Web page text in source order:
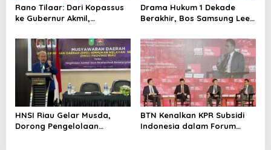
Rano Tilaar: Dari Kopassus
ke Gubernur Akmil,
Pemimpin dengan Nurani
Drama Hukum 1 Dekade
Berakhir, Bos Samsung Lee
Tuduhan Penipuan
HNSI Riau Gelar Musda,
Dorong Pengelolaan
BTN Kenalkan KPR Subsidi
Indonesia dalam Forum